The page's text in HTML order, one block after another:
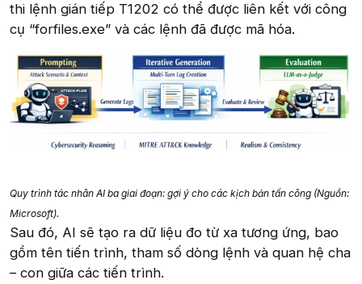
thi lệnh gián tiếp T1202 có thể được liên kết với công
cụ “forfiles.exe” và các lệnh đã được mã hóa.
Quy trình tác nhân AI ba giai đoạn: gợi ý cho các kịch bản tấn công (Nguồn:
Microsoft).
Sau đó, AI sẽ tạo ra dữ liệu đo từ xa tương ứng, bao
gồm tên tiến trình, tham số dòng lệnh và quan hệ cha
– con giữa các tiến trình.